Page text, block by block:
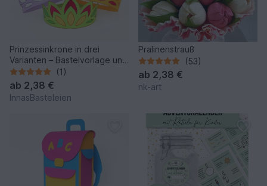
Prinzessinkrone in drei
Varianten – Bastelvorlage und
Anleitung
(1)
ab 2,38 €
InnasBasteleien
Pralinenstrauß
(53)
ab 2,38 €
nk-art